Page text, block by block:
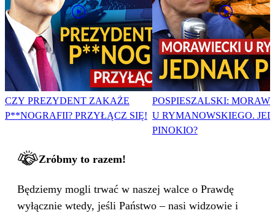
CZY PREZYDENT ZAKAŻE
P**NOGRAFII? PRZYŁĄCZ SIĘ!
POSPIESZALSKI:
U RYMANOWSKIEGO.
PINOKIO?
Zróbmy to razem!
Będziemy mogli trwać w naszej walce o Prawdę
wyłącznie wtedy, jeśli Państwo – nasi widzowie i